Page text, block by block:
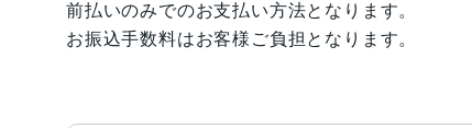
前払いのみでのお支払い方法となります。
お振込手数料はお客様ご負担となります。